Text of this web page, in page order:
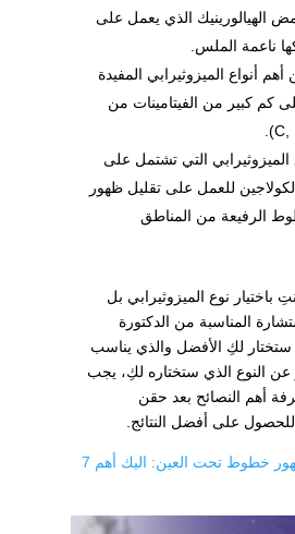
الهيالورينيك الذي يعمل على
ناعمة الملس.
أنواع الميزوثيرابي المفيدة
كم كبير من الفيتامينات من
التي تشتمل على
للعمل على تقليل ظهور
الرفيعة من المناطق
باختيار نوع الميزوثيرابي بل
المناسبة من الدكتورة
لكِ الأفضل والذي يناسب
النوع الذي ستختاره لكِ، يجب
أهم النصائح بعد حقن
للحصول على أفضل النتائج.
اسباب ظهور خطوط تحت العين: اليك أهم 7